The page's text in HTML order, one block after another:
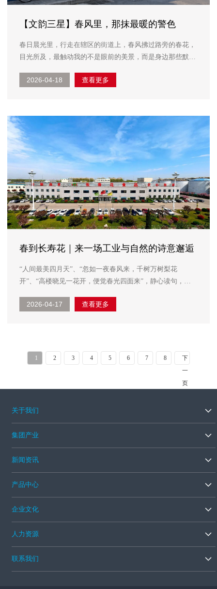
【文韵三星】春风里，那抹最暖的警色
春日晨光里，行走在辖区的街道上，春风拂过路旁的春花，
目光所及，最触动我的不是眼前的美景，而是身边那些默默
上，用坚守与担当，绘就了最动人的“警色”，成为群众心中
2026-04-18 查看更多
春到长寿花｜来一场工业与自然的诗意邂逅
“人间最美四月天”、“忽如一夜春风来，千树万树梨花
开”、“高楼晓见一花开，便觉春光四面来”，静心读句，是
同样，长寿花粮油加工厂区里的樱花一夜之间全开了，粉白
2026-04-17 查看更多
1 2 3 4 5 6 7 8
下
一
页
关于我们
集团产业
新闻资讯
产品中心
企业文化
人力资源
联系我们